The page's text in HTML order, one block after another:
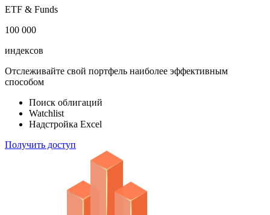
ETF & Funds
100 000
индексов
Отслеживайте свой портфель наиболее эффективным
способом
Поиск облигаций
Watchlist
Надстройка Excel
Получить доступ